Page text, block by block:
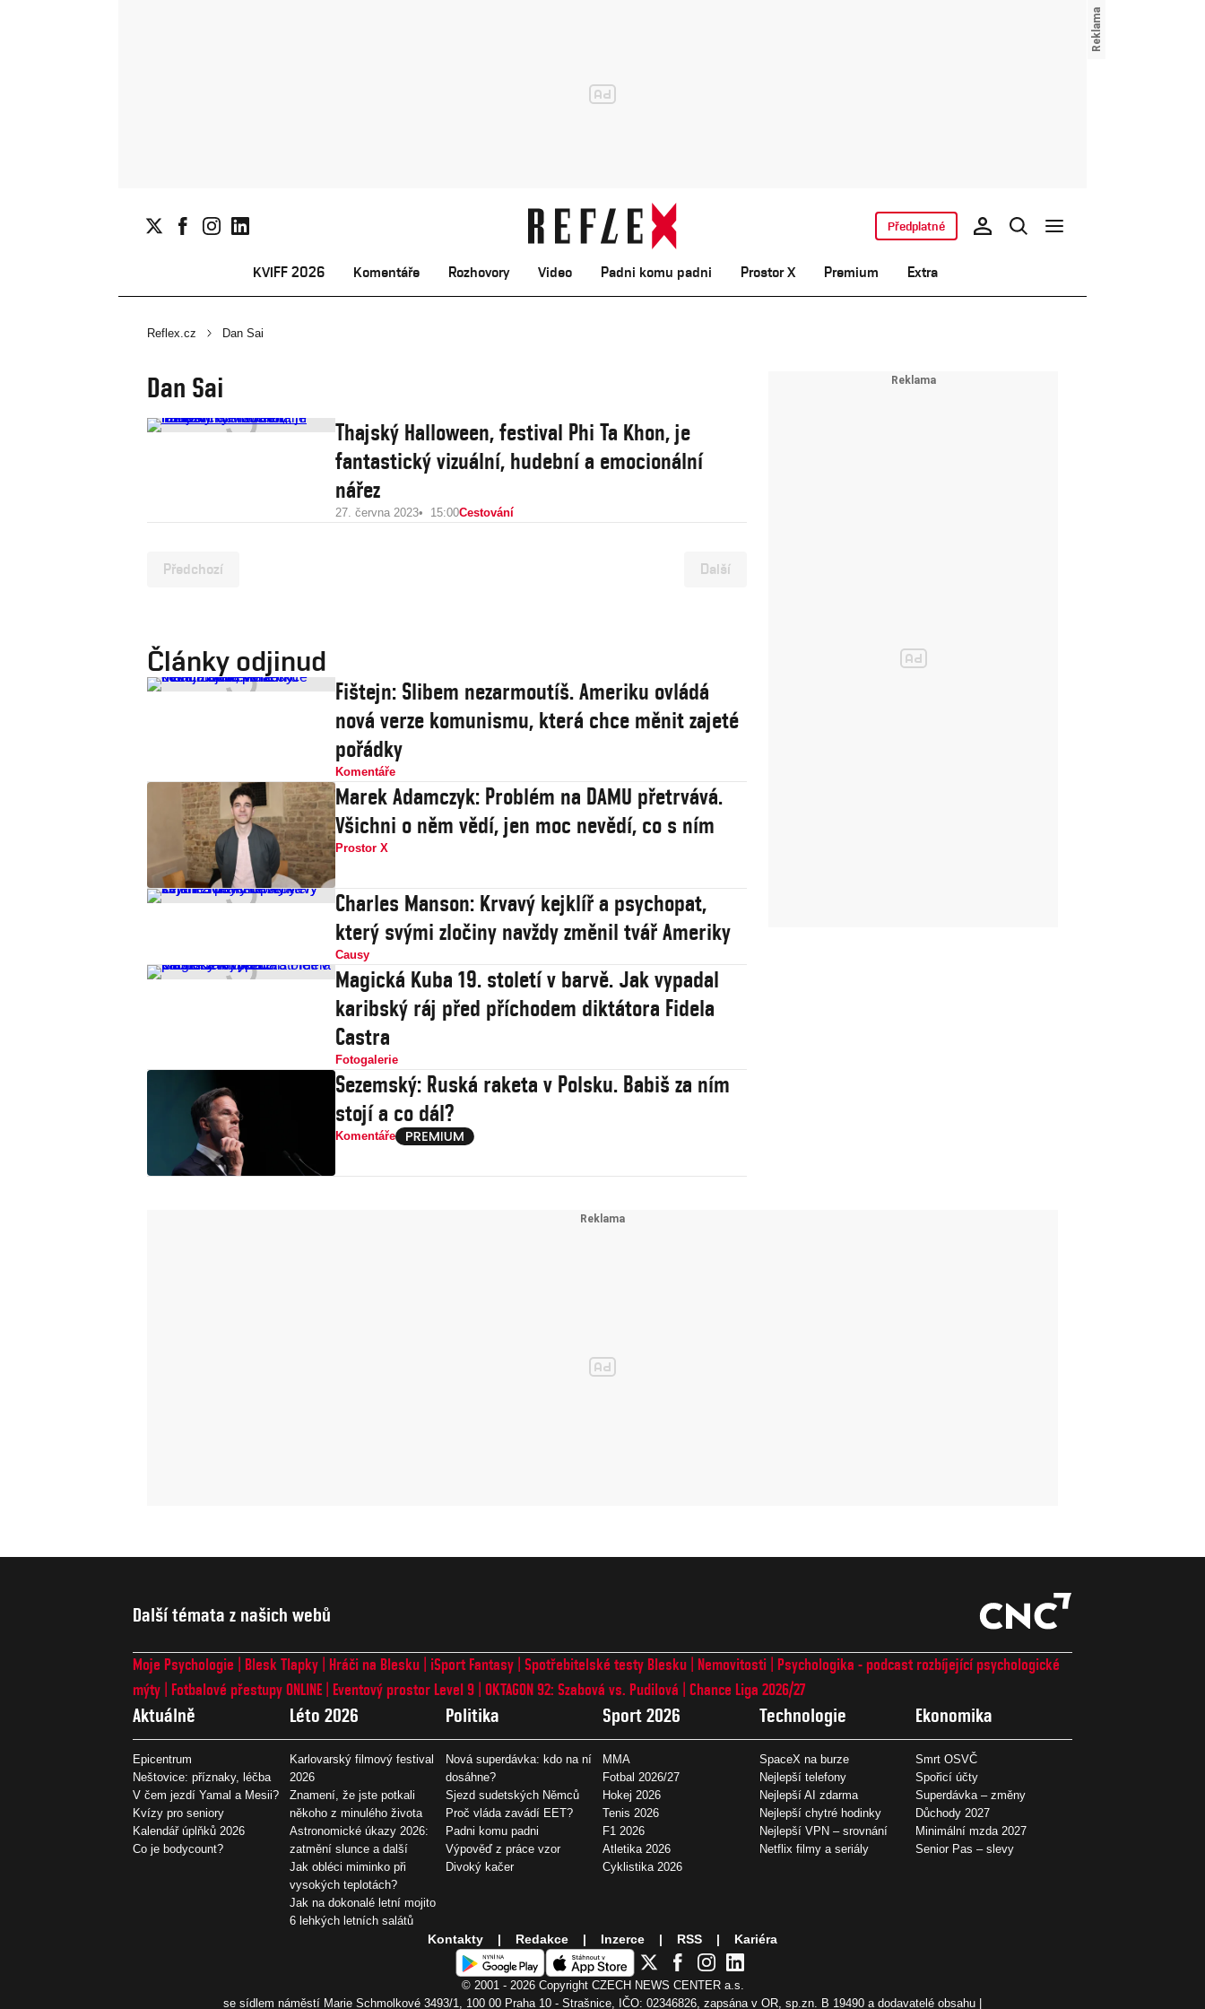
KVIFF 2026 Komentáře Rozhovory Video Padni komu padni Prostor X Premium Extra
Předplatné
Reflex.cz Dan Sai
Dan Sai
Thajský Halloween, festival Phi Ta Khon, je
fantastický vizuální, hudební a emocionální
nářez
27. června 2023 15:00Cestování
Předchozí Další
Články odjinud
Fištejn: Slibem nezarmoutíš. Ameriku ovládá
nová verze komunismu, která chce měnit zajeté
pořádky
Komentáře
Marek Adamczyk: Problém na DAMU přetrvává.
Všichni o něm vědí, jen moc nevědí, co s ním
Prostor X
Charles Manson: Krvavý kejklíř a psychopat,
který svými zločiny navždy změnil tvář Ameriky
Causy
Magická Kuba 19. století v barvě. Jak vypadal
karibský ráj před příchodem diktátora Fidela
Castra
Fotogalerie
Sezemský: Ruská raketa v Polsku. Babiš za ním
stojí a co dál?
Komentáře
Další témata z našich webů
Moje Psychologie Blesk Tlapky Hráči na Blesku iSport Fantasy Spotřebitelské testy Blesku Nemovitosti
Psychologika - podcast rozbíjející psychologické
mýty
Fotbalové přestupy ONLINE Eventový prostor Level 9 OKTAGON 92: Szabová vs. Pudilová Chance Liga 2026/27
Aktuálně
Epicentrum
Neštovice: příznaky, léčba
V čem jezdí Yamal a Mesii?
Kvízy pro seniory
Kalendář úplňků 2026
Co je bodycount?
Léto 2026
Karlovarský filmový festival
2026
Znamení, že jste potkali
někoho z minulého života
Astronomické úkazy 2026:
zatmění slunce a další
Jak obléci miminko při
vysokých teplotách?
Jak na dokonalé letní mojito
6 lehkých letních salátů
Politika
Nová superdávka: kdo na ní
dosáhne?
Sjezd sudetských Němců
Proč vláda zavádí EET?
Padni komu padni
Výpověď z práce vzor
Divoký kačer
Sport 2026
MMA
Fotbal 2026/27
Hokej 2026
Tenis 2026
F1 2026
Atletika 2026
Cyklistika 2026
Technologie
SpaceX na burze
Nejlepší telefony
Nejlepší AI zdarma
Nejlepší chytré hodinky
Nejlepší VPN – srovnání
Netflix filmy a seriály
Ekonomika
Smrt OSVČ
Spořicí účty
Superdávka – změny
Důchody 2027
Minimální mzda 2027
Senior Pas – slevy
Kontakty Redakce Inzerce RSS Kariéra
© 2001 - 2026 Copyright CZECH NEWS CENTER a.s.
se sídlem náměstí Marie Schmolkové 3493/1, 100 00 Praha 10 - Strašnice, IČO: 02346826, zapsána v OR, sp.zn. B 19490 a dodavatelé obsahu